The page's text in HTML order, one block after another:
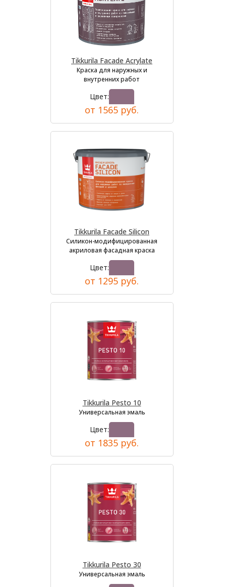
Tikkurila Facade Acrylate
Краска для наружных и
внутренних работ
Цвет:
от 1565 руб.
Tikkurila Facade Silicon
Силикон-модифицированная
акриловая фасадная краска
Цвет:
от 1295 руб.
Tikkurila Pesto 10
Универсальная эмаль
Цвет:
от 1835 руб.
Tikkurila Pesto 30
Универсальная эмаль